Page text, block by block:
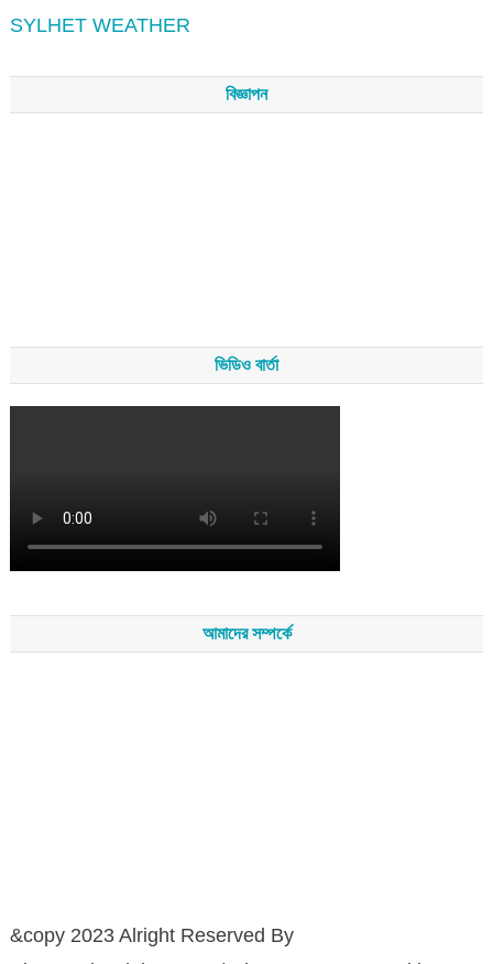
SYLHET WEATHER
বিজ্ঞাপন
ভিডিও বার্তা
আমাদের সম্পর্কে
&copy 2023 Alright Reserved By